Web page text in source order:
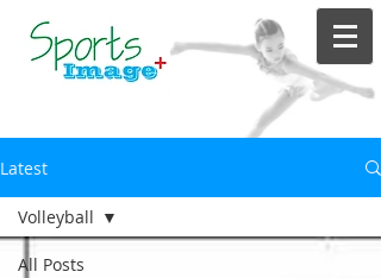
Latest
All Posts
Volleyball